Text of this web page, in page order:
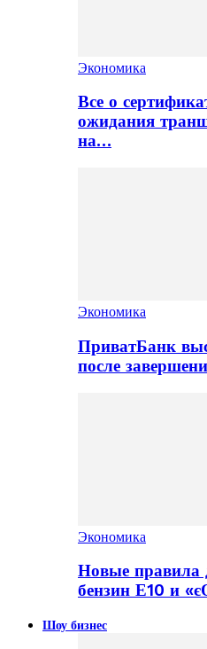
Экономика
Все о
ожидания
на…
Экономика
ПриватБанк
после
Экономика
Новые правила
бензин Е10 и
Шоу бизнес